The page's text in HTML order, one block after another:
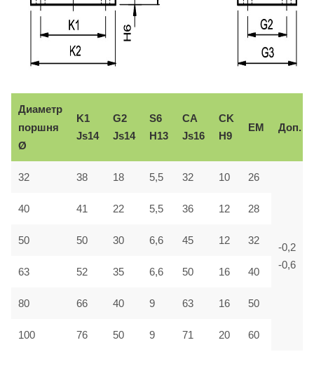
Диаметр
поршня
Ø
K1
Js14
G2
Js14
S6
H13
CA
Js16
CK
H9
EM Доп.
32 38 18 5,5 32 10 26
-0,2
-0,6
40 41 22 5,5 36 12 28
50 50 30 6,6 45 12 32
63 52 35 6,6 50 16 40
80 66 40 9 63 16 50
100 76 50 9 71 20 60